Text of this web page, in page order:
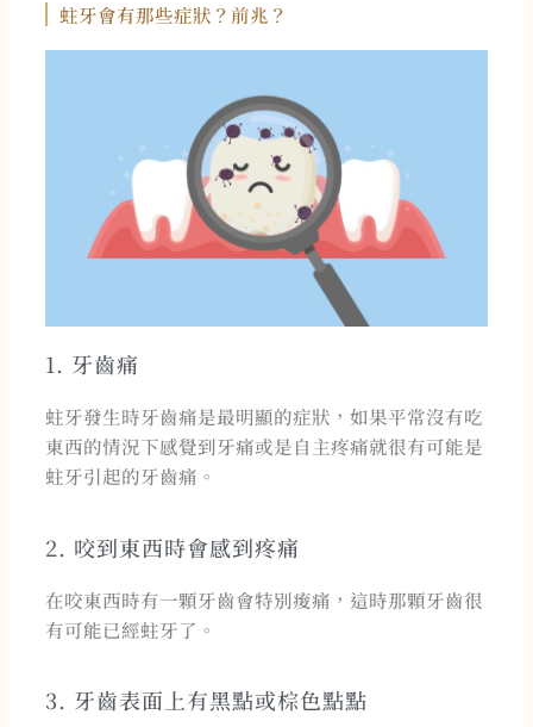
蛀牙會有那些症狀？前兆？
1. 牙齒痛
蛀牙發生時牙齒痛是最明顯的症狀，如果平常沒有吃
東西的情況下感覺到牙痛或是自主疼痛就很有可能是
蛀牙引起的牙齒痛。
2. 咬到東西時會感到疼痛
在咬東西時有一顆牙齒會特別痠痛，這時那顆牙齒很
有可能已經蛀牙了。
3. 牙齒表面上有黑點或棕色點點